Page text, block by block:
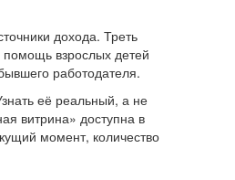
дохода. Треть
взрослых детей
работодателя.
её реальный, а не
витрина» доступна в
момент, количество